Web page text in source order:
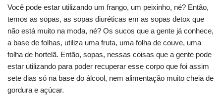
Você pode estar utilizando um frango, um peixinho, né? Então,
temos as sopas, as sopas diuréticas em as sopas detox que
não está muito na moda, né? Os sucos que a gente já conhece,
a base de folhas, utiliza uma fruta, uma folha de couve, uma
folha de hortelã. Então, sopas, nessas coisas que a gente pode
estar utilizando para poder recuperar esse corpo que foi assim
sete dias só na base do álcool, nem alimentação muito cheia de
gordura e açúcar.